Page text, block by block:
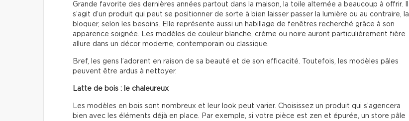
Grande favorite des dernières années partout dans la maison, la toile alternée a beaucoup à offrir. Il
s’agit d’un produit qui peut se positionner de sorte à bien laisser passer la lumière ou au contraire, la
bloquer, selon les besoins. Elle représente aussi un habillage de fenêtres recherché grâce à son
apparence soignée. Les modèles de couleur blanche, crème ou noire auront particulièrement fière
allure dans un décor moderne, contemporain ou classique.
Bref, les gens l’adorent en raison de sa beauté et de son efficacité. Toutefois, les modèles pâles
peuvent être ardus à nettoyer.
Latte de bois : le chaleureux
Les modèles en bois sont nombreux et leur look peut varier. Choisissez un produit qui s’agencera
bien avec les éléments déjà en place. Par exemple, si votre pièce est zen et épurée, un store pâle